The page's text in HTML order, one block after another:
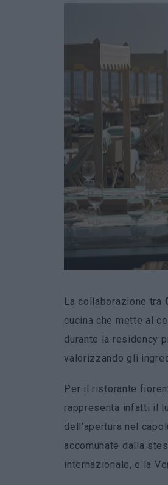
La collaborazione tra
cucina che mette al
durante la residency
valorizzando gli
Per il ristorante
rappresenta infatti il
dell’apertura nel
accomunate dalla
internazionale, e la